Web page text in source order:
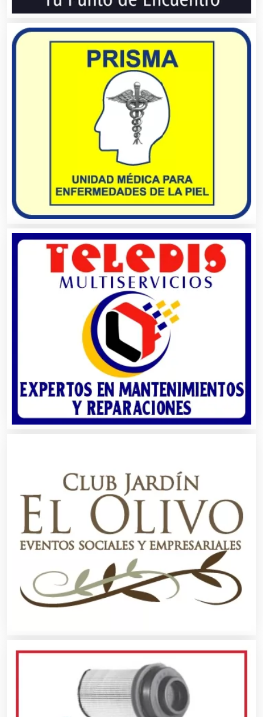
Artículos de Piel
Artículos Deportivos
Artículos Importados
Artículos para el Hogar
Artículos para Regalos
Artículos Personales
Artículos Publicitarios
Aseguradoras
Asesores Técnicos
Asesoría Fiscal
Asociaciones Civiles
Asociaciones Empresariales
Audio, Sonido e Iluminación
Autobuses